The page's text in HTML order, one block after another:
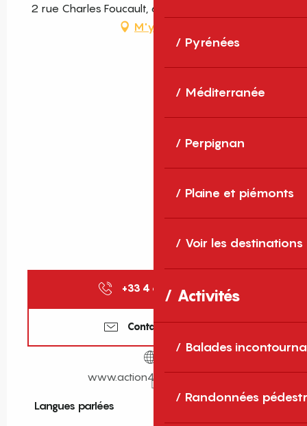
Pyrénées
Méditerranée
Perpignan
Plaine et piémonts
Voir les destinations
Activités
Balades
Randonnées
2 rue Charles Foucault, 66650 Banyuls-sur-Mer
M'y rendre
+33 4 68 81 34 ▒▒
Contactez-nous
www.action4creation.com
Langues parlées
Langues parlées